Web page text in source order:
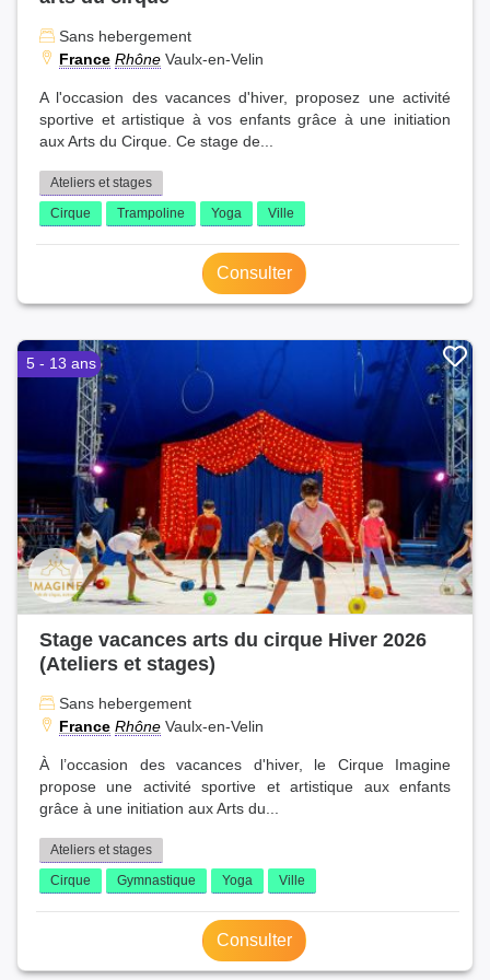
Sans hebergement
France Rhône Vaulx-en-Velin
A l'occasion des vacances d'hiver, proposez une activité
sportive et artistique à vos enfants grâce à une initiation
aux Arts du Cirque. Ce stage de...
Ateliers et stages
Cirque
Trampoline Yoga Ville
Consulter
5 - 13 ans
Stage vacances arts du cirque Hiver 2026
(Ateliers et stages)
Sans hebergement
France Rhône Vaulx-en-Velin
À l’occasion des vacances d'hiver, le Cirque Imagine
propose une activité sportive et artistique aux enfants
grâce à une initiation aux Arts du...
Ateliers et stages
Cirque
Gymnastique Yoga Ville
Consulter